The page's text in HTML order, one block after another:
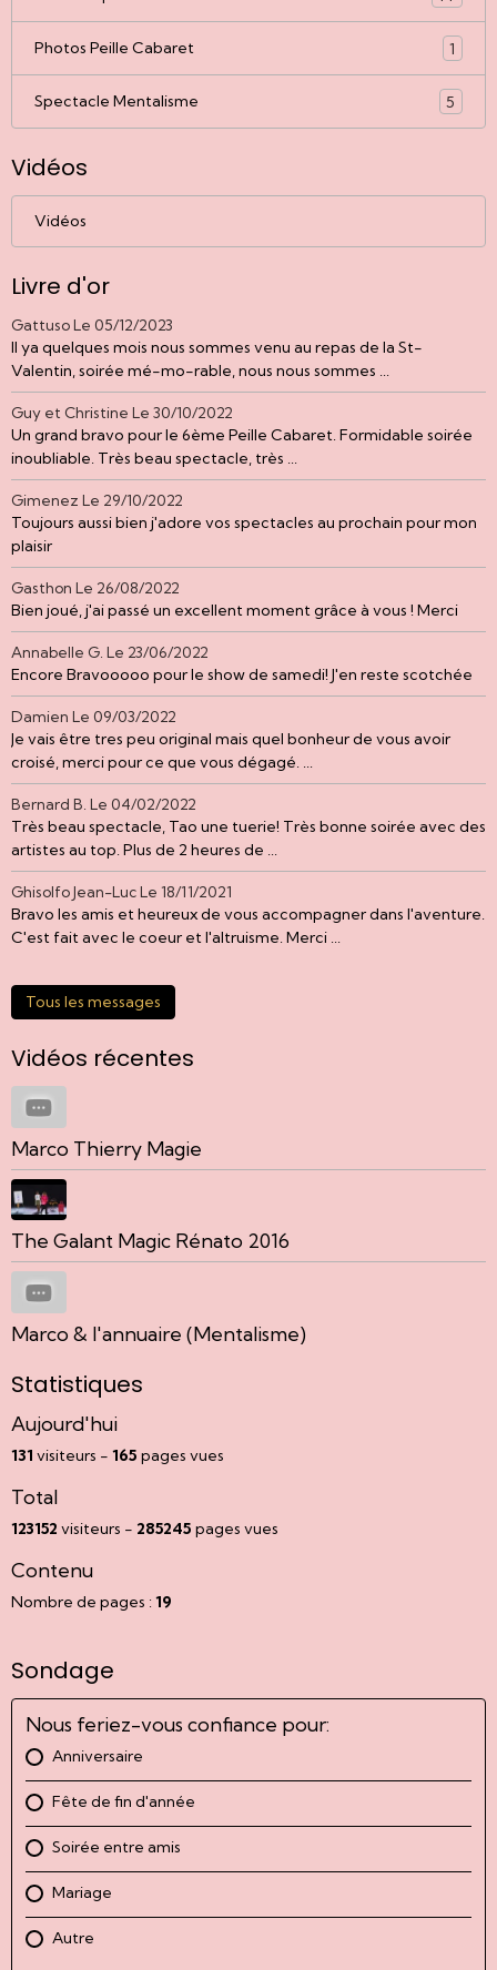
Photos Peille Cabaret 1
Spectacle Mentalisme 5
Vidéos
Vidéos
Livre d'or
GattusoLe 05/12/2023
Il ya quelques mois nous sommes venu au repas de la St-
Valentin, soirée mé-mo-rable, nous nous sommes ...
Guy et Christine Le 30/10/2022
Un grand bravo pour le 6ème Peille Cabaret. Formidable soirée
inoubliable. Très beau spectacle, très ...
Gimenez Le 29/10/2022
Toujours aussi bien j'adore vos spectacles au prochain pour mon
plaisir
Gasthon Le 26/08/2022
Bien joué, j'ai passé un excellent moment grâce à vous ! Merci
Annabelle G. Le 23/06/2022
Encore Bravooooo pour le show de samedi! J'en reste scotchée
Damien Le 09/03/2022
Je vais être tres peu original mais quel bonheur de vous avoir
croisé, merci pour ce que vous dégagé. ...
Bernard B. Le 04/02/2022
Très beau spectacle, Tao une tuerie! Très bonne soirée avec des
artistes au top. Plus de 2 heures de ...
Ghisolfo Jean-LucLe 18/11/2021
Bravo les amis et heureux de vous accompagner dans l'aventure.
C'est fait avec le coeur et l'altruisme. Merci ...
Tous les messages
Vidéos récentes
Marco Thierry Magie
The Galant Magic Rénato 2016
Marco & l'annuaire (Mentalisme)
Statistiques
Aujourd'hui
131 visiteurs - 165 pages vues
Total
123152 visiteurs - 285245 pages vues
Contenu
Nombre de pages :19
Sondage
Nous feriez-vous confiance pour:
Anniversaire
Fête de fin d'année
Soirée entre amis
Mariage
Autre